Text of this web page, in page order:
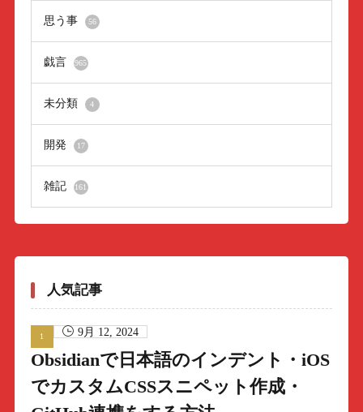
思う事 56
戯言 965
未分類 4
開発 17
雑記 161
人気記事
9月 12, 2024
Obsidianで日本語のインデント・iOS
でカスタムCSSスニペット作成・